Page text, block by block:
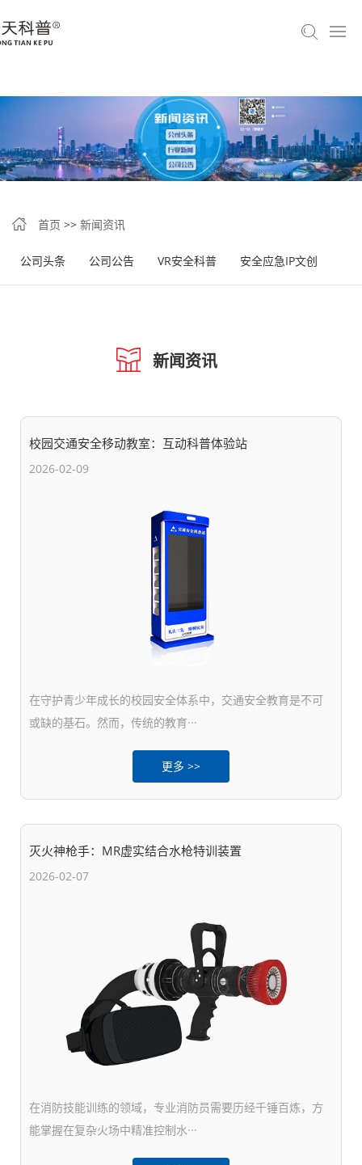
首页 >> 新闻资讯
公司头条 公司公告 VR安全科普 安全应急IP文创
新闻资讯
校园交通安全移动教室：互动科普体验站
2026-02-09
在守护青少年成长的校园安全体系中，交通安全教育是不可
或缺的基石。然而，传统的教育···
更多 >>
灭火神枪手：MR虚实结合水枪特训装置
2026-02-07
在消防技能训练的领域，专业消防员需要历经千锤百炼，方
能掌握在复杂火场中精准控制水···